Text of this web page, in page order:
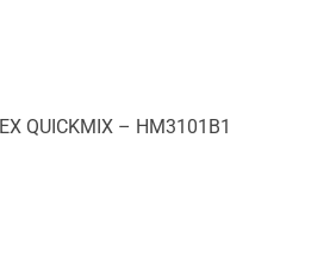
QUICKMIX – HM3101B1